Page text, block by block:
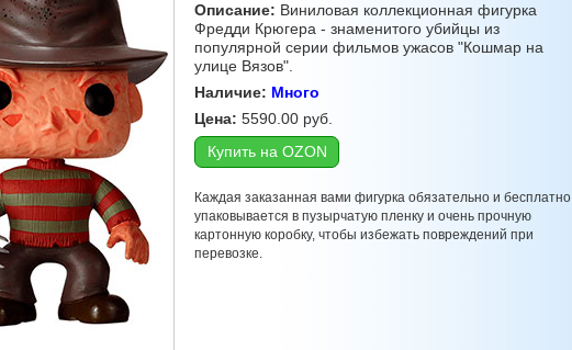
Описание: Виниловая коллекционная фигурка
Фредди Крюгера - знаменитого убийцы из
популярной серии фильмов ужасов "Кошмар на
улице Вязов".
Наличие: Много
Цена: 5590.00 руб.
Купить на OZON
Каждая заказанная вами фигурка обязательно и бесплатно
упаковывается в пузырчатую пленку и очень прочную
картонную коробку, чтобы избежать повреждений при
перевозке.